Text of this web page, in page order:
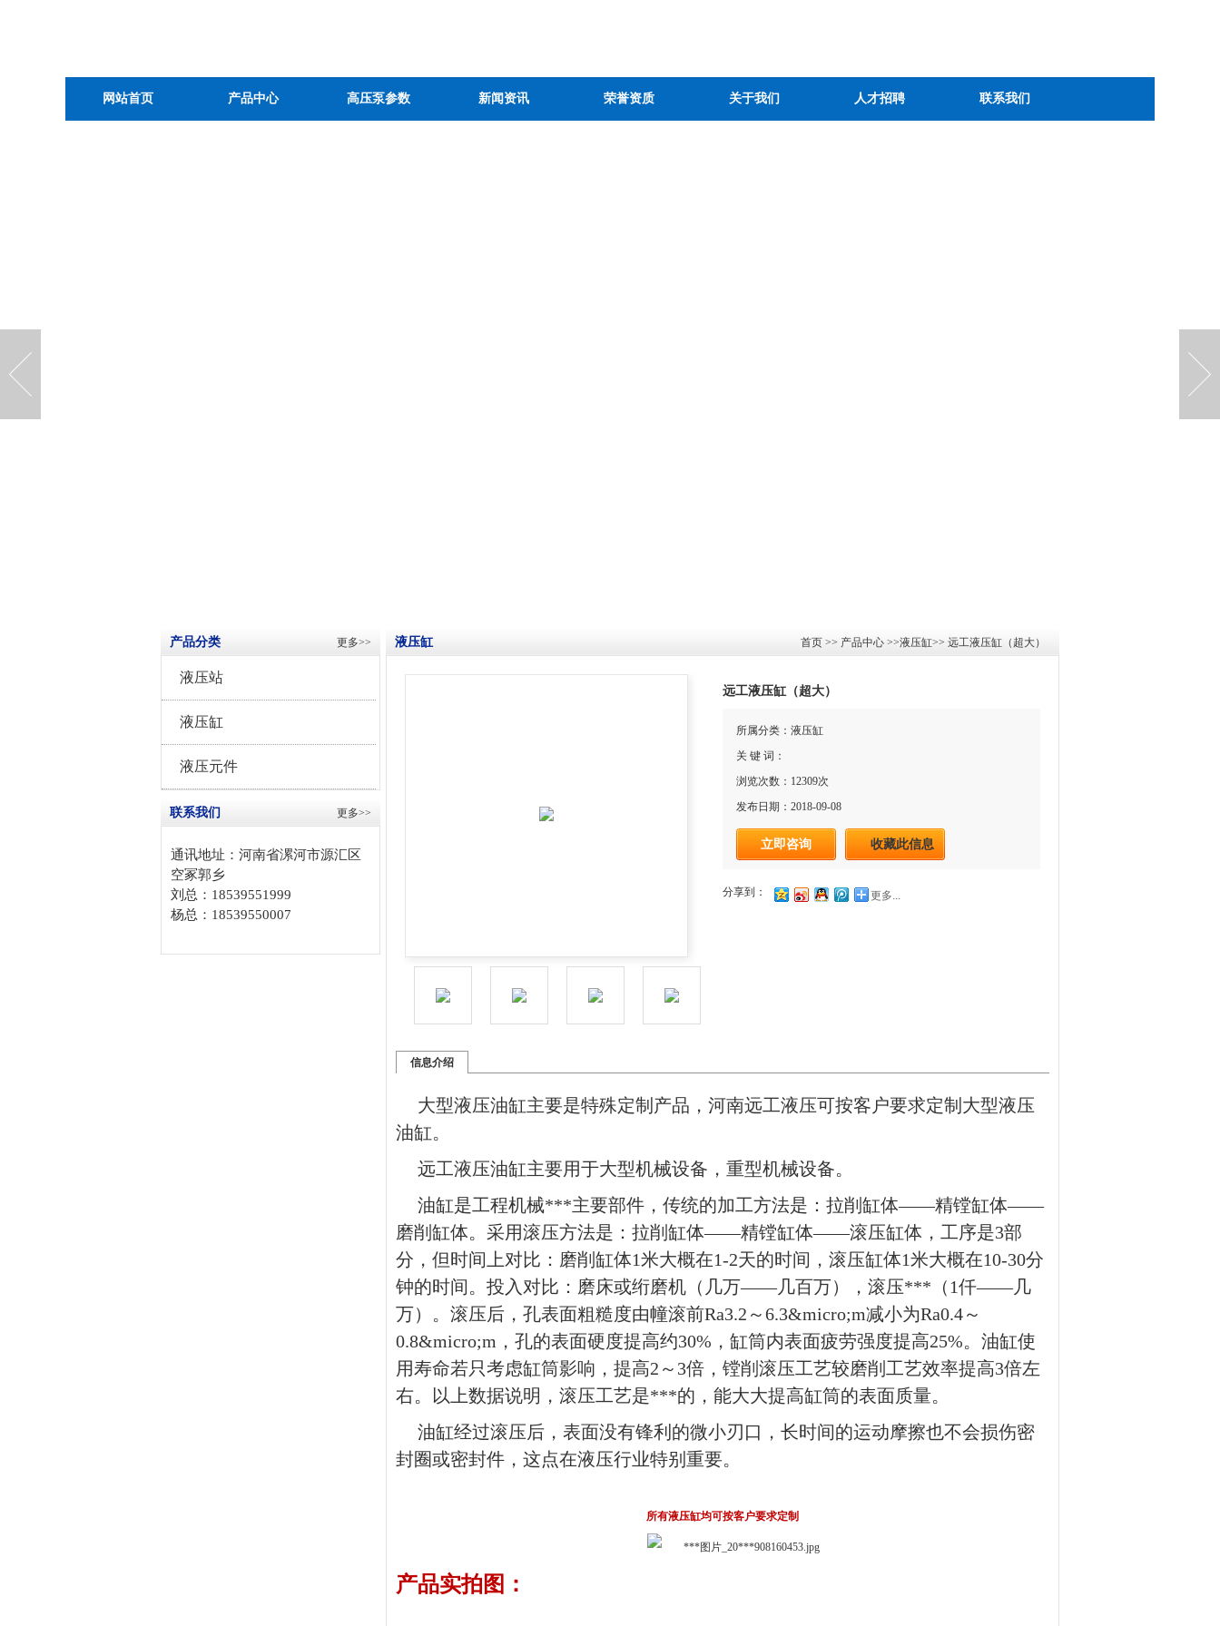
网站首页 产品中心 高压泵参数 新闻资讯 荣誉资质 关于我们 人才招聘 联系我们
更多>>
产品分类
液压站
液压缸
液压元件
更多>>
联系我们
通讯地址：河南省漯河市源汇区
空冢郭乡
刘总：18539551999
杨总：18539550007
首页 >> 产品中心 >>液压缸>> 远工液压缸（超大）
液压缸
远工液压缸（超大）
所属分类：液压缸
关 键 词：
浏览次数：12309次
发布日期：2018-09-08
立即咨询 收藏此信息
分享到： 更多...
信息介绍
大型液压油缸主要是特殊定制产品，河南远工液压可按客户要求定制大型液压
油缸。
远工液压油缸主要用于大型机械设备，重型机械设备。
油缸是工程机械***主要部件，传统的加工方法是：拉削缸体——精镗缸体——
磨削缸体。采用滚压方法是：拉削缸体——精镗缸体——滚压缸体，工序是3部
分，但时间上对比：磨削缸体1米大概在1-2天的时间，滚压缸体1米大概在10-30分
钟的时间。投入对比：磨床或绗磨机（几万——几百万），滚压***（1仟——几
万）。滚压后，孔表面粗糙度由幢滚前Ra3.2～6.3&micro;m减小为Ra0.4～
0.8&micro;m，孔的表面硬度提高约30%，缸筒内表面疲劳强度提高25%。油缸使
用寿命若只考虑缸筒影响，提高2～3倍，镗削滚压工艺较磨削工艺效率提高3倍左
右。以上数据说明，滚压工艺是***的，能大大提高缸筒的表面质量。
油缸经过滚压后，表面没有锋利的微小刃口，长时间的运动摩擦也不会损伤密
封圈或密封件，这点在液压行业特别重要。
所有液压缸均可按客户要求定制
产品实拍图：